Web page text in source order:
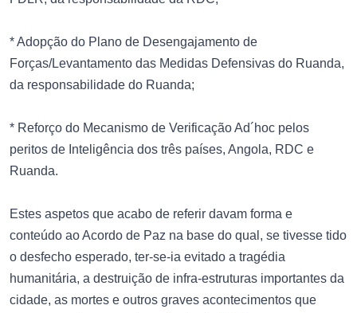
* Adopção do Plano de Desengajamento de
Forças/Levantamento das Medidas Defensivas do Ruanda,
da responsabilidade do Ruanda;
* Reforço do Mecanismo de Verificação Ad´hoc pelos
peritos de Inteligência dos três países, Angola, RDC e
Ruanda.
Estes aspetos que acabo de referir davam forma e
conteúdo ao Acordo de Paz na base do qual, se tivesse tido
o desfecho esperado, ter-se-ia evitado a tragédia
humanitária, a destruição de infra-estruturas importantes da
cidade, as mortes e outros graves acontecimentos que